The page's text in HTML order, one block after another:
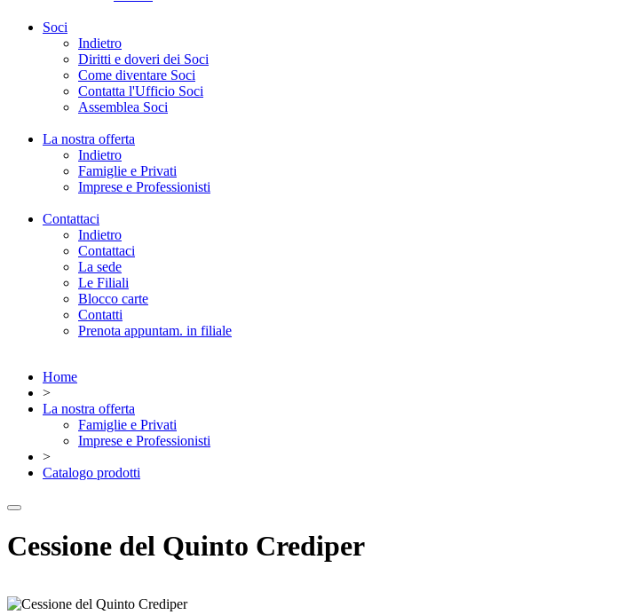
Soci
Indietro
Diritti e doveri dei Soci
Come diventare Soci
Contatta l'Ufficio Soci
Assemblea Soci
La nostra offerta
Indietro
Famiglie e Privati
Imprese e Professionisti
Contattaci
Indietro
Contattaci
La sede
Le Filiali
Blocco carte
Contatti
Prenota appuntam. in filiale
Home
>
La nostra offerta
Famiglie e Privati
Imprese e Professionisti
>
Catalogo prodotti
Cessione del Quinto Crediper